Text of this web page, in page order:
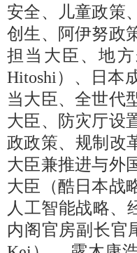
安全、儿童政策
创生、阿伊努政
担当大臣、地
Hitoshi）、日本
当大臣、全世代
大臣、防灾厅设
政政策、规制改
大臣兼推进与外
大臣（酷日本战
人工智能战略、
内阁官房副长官